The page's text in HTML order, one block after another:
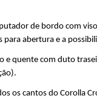
de bordo com
abertura e a
quente com duto
os cantos do Corolla